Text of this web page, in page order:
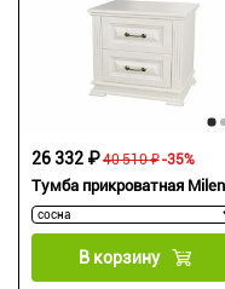
Тумба прикроватная
40 510 ₽
26 332 ₽ -35%
В корзину